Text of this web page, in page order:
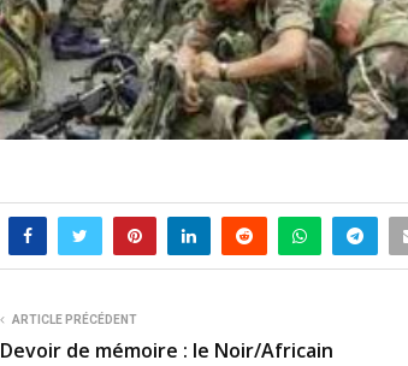
ARTICLE PRÉCÉDENT
Devoir de mémoire : le Noir/Africain